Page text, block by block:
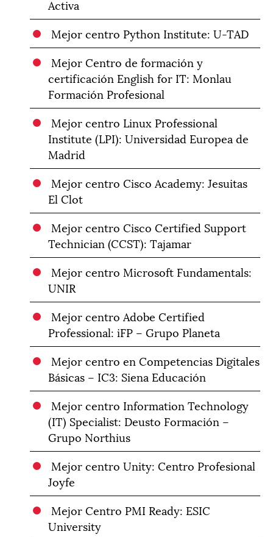
Activa
Mejor centro Python Institute: U-TAD
Mejor Centro de formación y
certificación English for IT: Monlau
Formación Profesional
Mejor centro Linux Professional
Institute (LPI): Universidad Europea de
Madrid
Mejor centro Cisco Academy: Jesuitas
El Clot
Mejor centro Cisco Certified Support
Technician (CCST): Tajamar
Mejor centro Microsoft Fundamentals:
UNIR
Mejor centro Adobe Certified
Professional: iFP – Grupo Planeta
Mejor centro en Competencias Digitales
Básicas – IC3: Siena Educación
Mejor centro Information Technology
(IT) Specialist: Deusto Formación –
Grupo Northius
Mejor centro Unity: Centro Profesional
Joyfe
Mejor Centro PMI Ready: ESIC
University